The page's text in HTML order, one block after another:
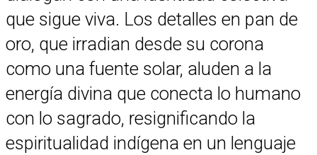
que sigue viva. Los detalles en pan de
oro, que irradian desde su corona
como una fuente solar, aluden a la
energía divina que conecta lo humano
con lo sagrado, resignificando la
espiritualidad indígena en un lenguaje